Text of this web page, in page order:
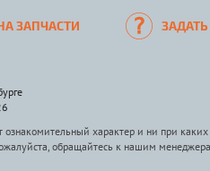
ЗАПЧАСТИ
характер и ни при
обращайтесь к нашим